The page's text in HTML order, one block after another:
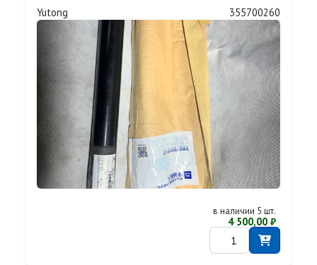
Yutong 355700260
в наличии 5 шт.
4 500,00 ₽